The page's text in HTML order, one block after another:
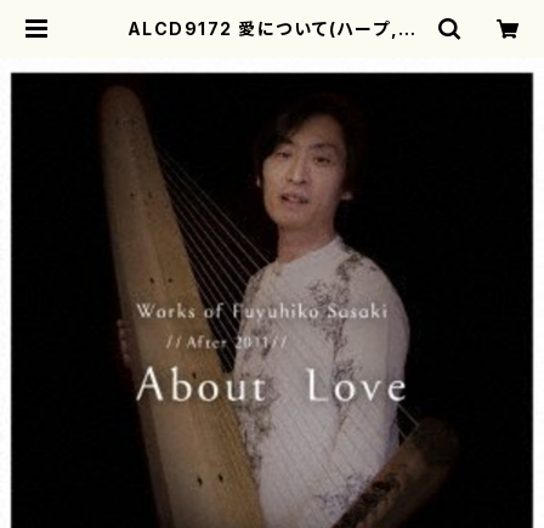
ALCD9172 愛について(ハープ,箜
冬彦/CD) | motherearth